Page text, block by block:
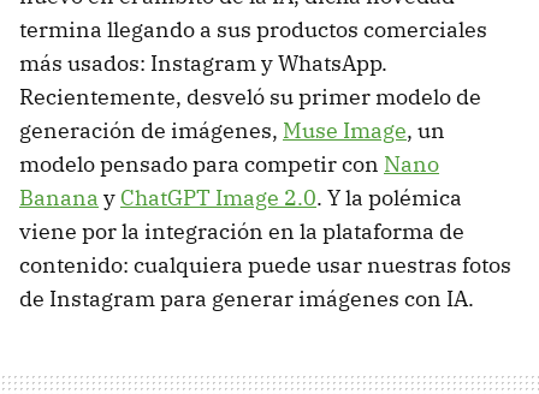
termina llegando a sus productos comerciales
más usados: Instagram y WhatsApp.
Recientemente, desveló su primer modelo de
generación de imágenes, Muse Image, un
modelo pensado para competir con Nano
Banana y ChatGPT Image 2.0. Y la polémica
viene por la integración en la plataforma de
contenido: cualquiera puede usar nuestras fotos
de Instagram para generar imágenes con IA.